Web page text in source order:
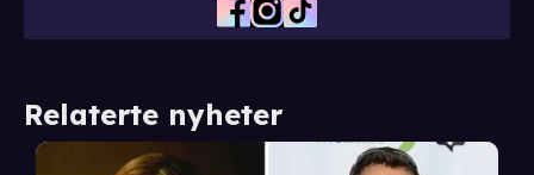
Relaterte nyheter